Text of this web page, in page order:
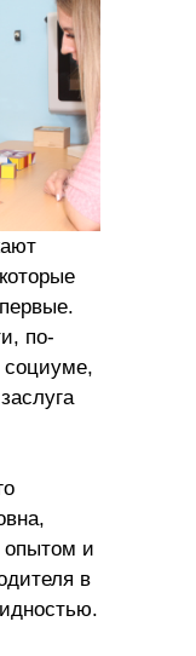
по-
социуме,
опытом и
в